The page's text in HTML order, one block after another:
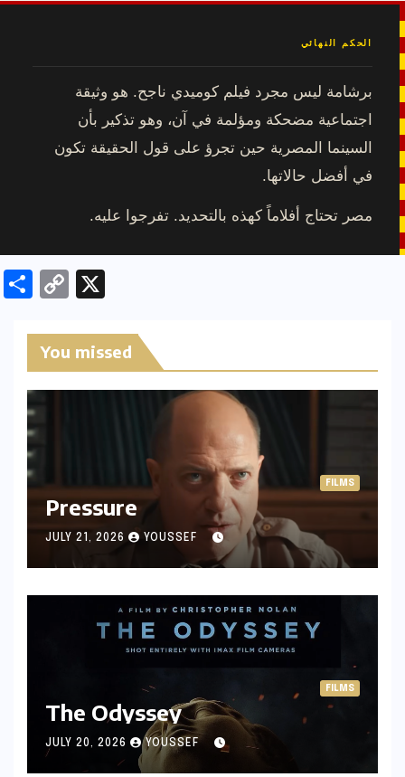
الحكم النهائي
برشامة ليس مجرد فيلم كوميدي ناجح. هو وثيقة
اجتماعية مضحكة ومؤلمة في آن، وهو تذكير بأن
السينما المصرية حين تجرؤ على قول الحقيقة تكون
في أفضل حالاتها.
مصر تحتاج أفلاماً كهذه بالتحديد. تفرجوا عليه.
X
C
p
y
Li
n
S
ar
You missed
FILMS
Pressure
JULY 21, 2026 YOUSSEF
FILMS
The Odyssey
JULY 20, 2026 YOUSSEF